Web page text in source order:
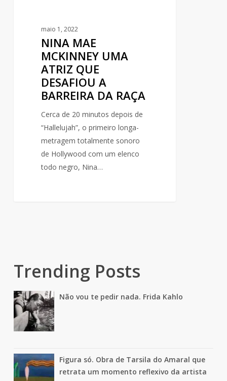
maio 1, 2022
NINA MAE
MCKINNEY UMA
ATRIZ QUE
DESAFIOU A
BARREIRA DA RAÇA
Cerca de 20 minutos depois de
“Hallelujah”, o primeiro longa-
metragem totalmente sonoro
de Hollywood com um elenco
todo negro, Nina…
Trending Posts
Não vou te pedir nada. Frida Kahlo
Figura só. Obra de Tarsila do Amaral que
retrata um momento reflexivo da artista